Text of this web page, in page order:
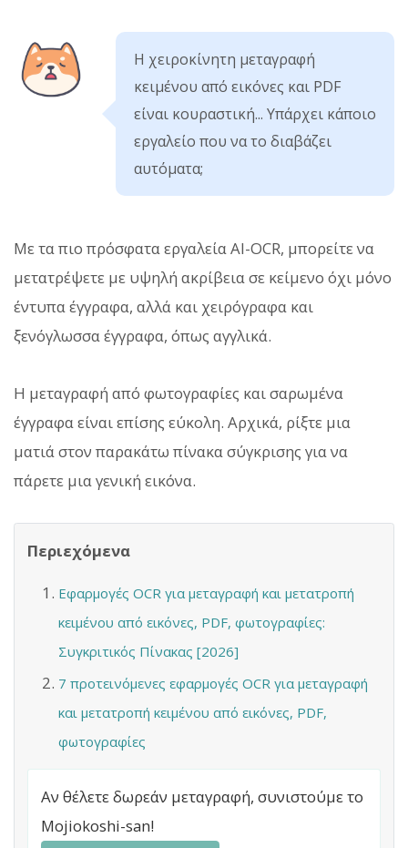
Η χειροκίνητη μεταγραφή
κειμένου από εικόνες και PDF
είναι κουραστική... Υπάρχει κάποιο
εργαλείο που να το διαβάζει
αυτόματα;
Με τα πιο πρόσφατα εργαλεία AI-OCR, μπορείτε να
μετατρέψετε με υψηλή ακρίβεια σε κείμενο όχι μόνο
έντυπα έγγραφα, αλλά και χειρόγραφα και
ξενόγλωσσα έγγραφα, όπως αγγλικά.
Η μεταγραφή από φωτογραφίες και σαρωμένα
έγγραφα είναι επίσης εύκολη. Αρχικά, ρίξτε μια
ματιά στον παρακάτω πίνακα σύγκρισης για να
πάρετε μια γενική εικόνα.
Περιεχόμενα
Εφαρμογές OCR για μεταγραφή και μετατροπή
κειμένου από εικόνες, PDF, φωτογραφίες:
Συγκριτικός Πίνακας [2026]
7 προτεινόμενες εφαρμογές OCR για μεταγραφή
και μετατροπή κειμένου από εικόνες, PDF,
φωτογραφίες
Αν θέλετε δωρεάν μεταγραφή, συνιστούμε το
Mojiokoshi-san!